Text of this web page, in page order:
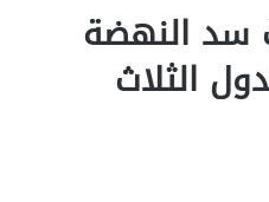
سد النهضة
الثلاث